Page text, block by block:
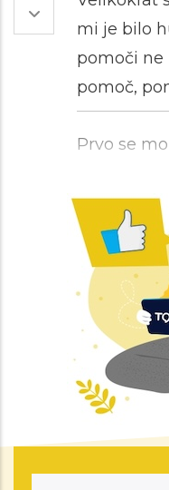
mi je bilo
pomoči ne
pomoč,
Prvo se
sem dobila
res hvala!
to
enkrat
predvsem
Hvala za
besede.